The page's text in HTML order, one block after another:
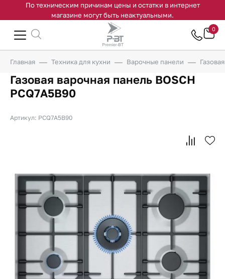
По техническим причинам цены и остатки в интернет
магазине могут быть неактуальными.
0
Главная Техника для кухни Варочные панели
Газовая варочная панель BOSCH
PCQ7A5B90
Артикул: PCQ7A5B90